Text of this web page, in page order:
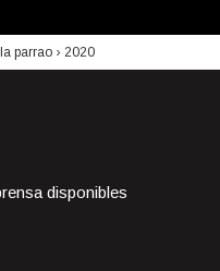
la parrao › 2020
disponibles